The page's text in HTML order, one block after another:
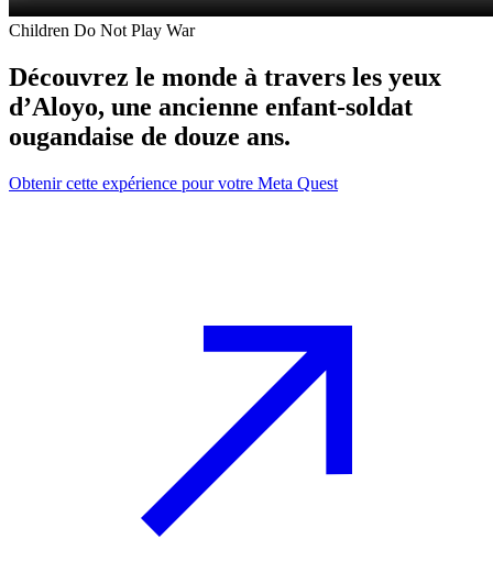
Children Do Not Play War
Découvrez le monde à travers les yeux
d’Aloyo, une ancienne enfant-soldat
ougandaise de douze ans.
Obtenir cette expérience pour votre Meta Quest